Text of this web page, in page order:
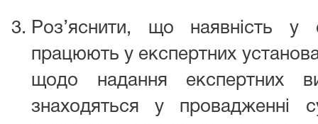
Роз’яснити, що наявність у
працюють у експертних
щодо надання експертних
знаходяться у провадженні